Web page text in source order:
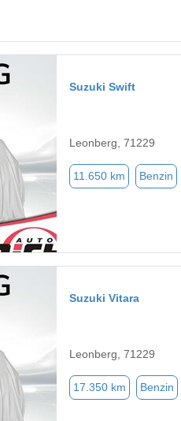
Suzuki Swift
Leonberg, 71229
11.650 km Benzin
Suzuki Vitara
Leonberg, 71229
17.350 km Benzin